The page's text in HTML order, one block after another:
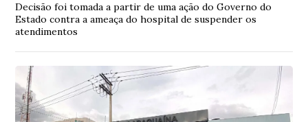
Decisão foi tomada a partir de uma ação do Governo do
Estado contra a ameaça do hospital de suspender os
atendimentos